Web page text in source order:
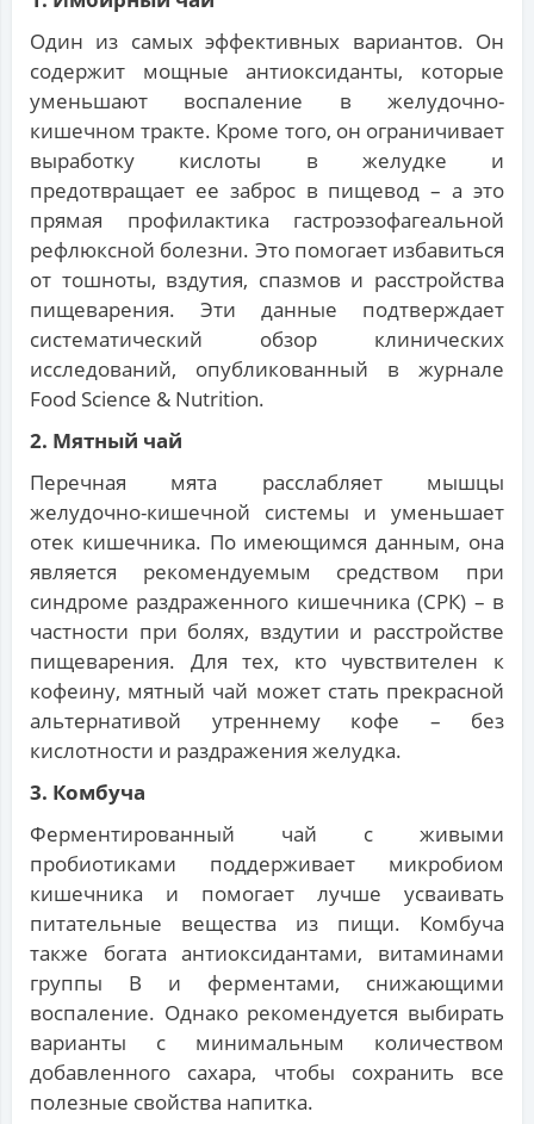
Один из самых эффективных вариантов. Он
содержит мощные антиоксиданты, которые
уменьшают воспаление в желудочно-
кишечном тракте. Кроме того, он ограничивает
выработку кислоты в желудке и
предотвращает ее заброс в пищевод – а это
прямая профилактика гастроэзофагеальной
рефлюксной болезни. Это помогает избавиться
от тошноты, вздутия, спазмов и расстройства
пищеварения. Эти данные подтверждает
систематический обзор клинических
исследований, опубликованный в журнале
Food Science & Nutrition.
2. Мятный чай
Перечная мята расслабляет мышцы
желудочно-кишечной системы и уменьшает
отек кишечника. По имеющимся данным, она
является рекомендуемым средством при
синдроме раздраженного кишечника (СРК) – в
частности при болях, вздутии и расстройстве
пищеварения. Для тех, кто чувствителен к
кофеину, мятный чай может стать прекрасной
альтернативой утреннему кофе – без
кислотности и раздражения желудка.
3. Комбуча
Ферментированный чай с живыми
пробиотиками поддерживает микробиом
кишечника и помогает лучше усваивать
питательные вещества из пищи. Комбуча
также богата антиоксидантами, витаминами
группы В и ферментами, снижающими
воспаление. Однако рекомендуется выбирать
варианты с минимальным количеством
добавленного сахара, чтобы сохранить все
полезные свойства напитка.